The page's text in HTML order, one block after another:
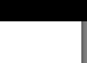
Unidos